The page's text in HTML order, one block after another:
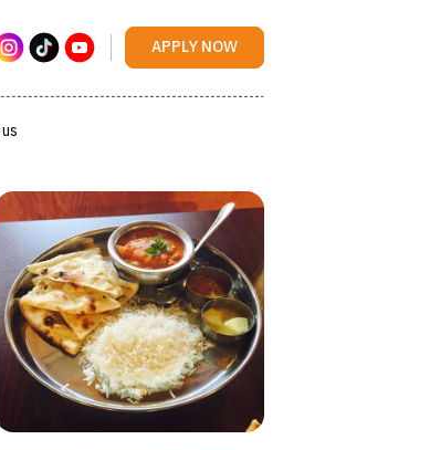
us APPLY NOW